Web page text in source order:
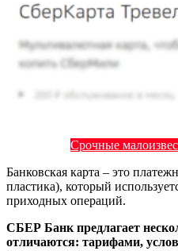
Срочные
Банковская карта – это
пластика), который
приходных операций.
СБЕР Банк предлагает
отличаются: тарифами,